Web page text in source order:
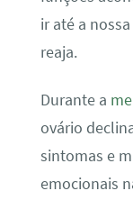
ir até a
reaja.
Durante a
ovário
sintomas e
emocionais